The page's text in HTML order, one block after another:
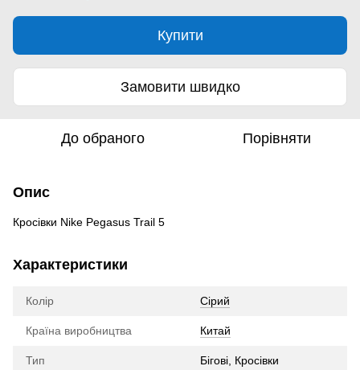
Купити
Замовити швидко
До обраного Порівняти
Опис
Кросівки Nike Pegasus Trail 5
Характеристики
Колір Сірий
Країна виробництва Китай
Тип Бігові, Кросівки